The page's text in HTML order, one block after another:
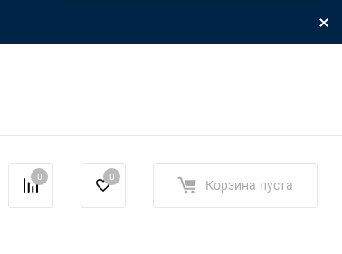
0 0 Корзина пуста